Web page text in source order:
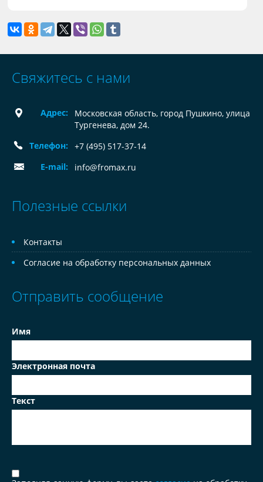
Свяжитесь с нами
Адрес:
Московская область, город Пушкино, улица
Тургенева, дом 24.
Телефон:
+7 (495) 517-37-14
E-mail:
info@fromax.ru
Полезные ссылки
Контакты
Согласие на обработку персональных данных
Отправить сообщение
Имя
Электронная почта
Текст